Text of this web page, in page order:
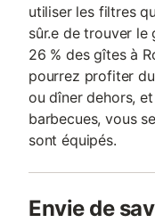
utiliser les filtres
sûr.e de trouver le
26 % des gîtes à
pourrez profiter
ou dîner dehors,
barbecues, vous
sont équipés.
Envie de